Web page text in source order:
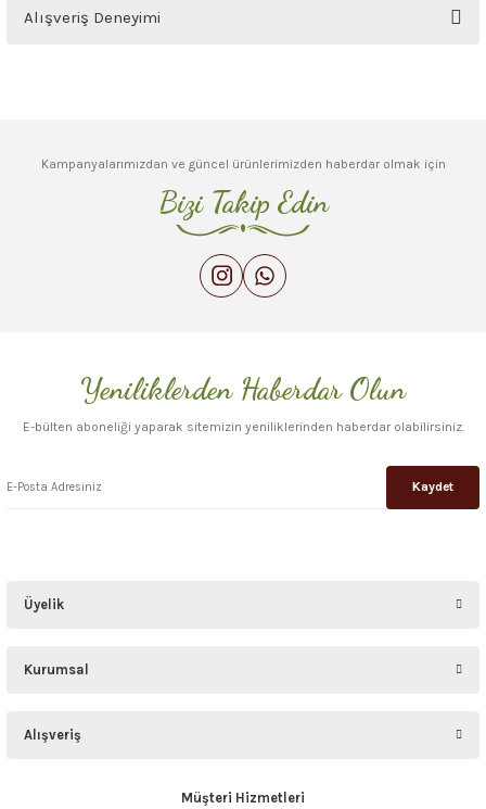
Bu ürünün fiyat bilgisi, resim, ürün açıklamalarında ve diğer konularda
yetersiz gördüğünüz noktaları öneri formunu kullanarak tarafımıza
Ürün açıklamasında eksik bilgiler bulunuyor.
Ürün bilgilerinde hatalar bulunuyor.
Ürün fiyatı diğer sitelerden daha pahalı.
Gönder
Alışveriş Deneyimi
Kampanyalarımızdan ve güncel ürünlerimizden haberdar olmak için
Bizi Takip Edin
Yeniliklerden Haberdar Olun
E-bülten aboneliği yaparak sitemizin yeniliklerinden haberdar olabilirsiniz.
Kaydet
Üyelik
Kurumsal
Alışveriş
Müşteri Hizmetleri